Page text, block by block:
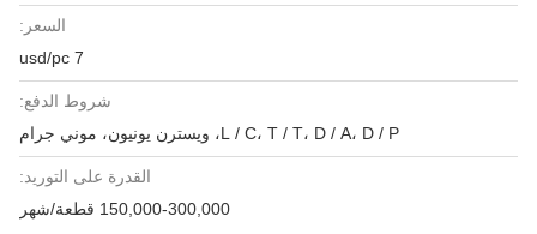
السعر:
شروط الدفع:
L / C، T / T، D / A، D / P، ويسترن يونيون، موني جرام
القدرة على التوريد:
150,000-300,000 قطعة/شهر